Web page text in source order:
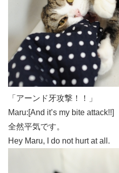
「アーンド牙攻撃！！」
Maru:[And it’s my bite attack!!]
全然平気です。
Hey Maru, I do not hurt at all.